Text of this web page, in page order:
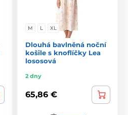
M L XL
Dlouhá bavlněná noční
košile s knoflíčky Lea
lososová
2 dny
65,86 €